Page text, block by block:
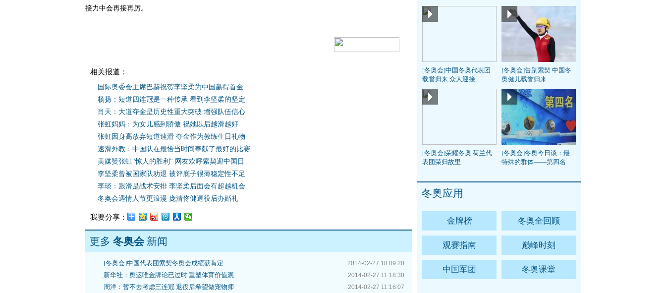
接力中会再接再厉。
相关报道：
国际奥委会主席巴赫祝贺李坚柔为中国赢得首金
杨扬：短道四连冠是一种传承 看到李坚柔的坚定
肖天：大道夺金是历史性重大突破 增强队伍信心
张虹妈妈：为女儿感到骄傲 祝她以后越滑越好
张虹因身高放弃短道速滑 夺金作为教练生日礼物
速滑外教：中国队在最恰当时间奉献了最好的比赛
美媒赞张虹"惊人的胜利" 网友欢呼索契迎中国日
李坚柔曾被国家队劝退 被评底子很薄稳定性不足
李琰：跟滑是战术安排 李坚柔后面会有超越机会
冬奥会遇情人节更浪漫 庞清佟健退役后办婚礼
我要分享：
更多 冬奥会新闻
2014-02-27 18:09:20
[冬奥会]中国代表团索契冬奥会成绩获肯定
2014-02-27 11:18:30
新华社：奥运唯金牌论已过时 重塑体育价值观
2014-02-27 11:16:07
周洋：暂不去考虑三连冠 退役后希望做宠物师
[冬奥会]中国冬奥代表团
载誉归来 众人迎接
[冬奥会]告别索契 中国冬
奥健儿载誉归来
[冬奥会]荣耀冬奥 荷兰代
表团荣归故里
[冬奥会]冬奥今日谈：最
特殊的群体——第四名
冬奥应用
金牌榜 冬奥全回顾
观赛指南 巅峰时刻
中国军团 冬奥课堂